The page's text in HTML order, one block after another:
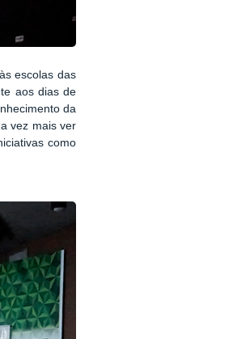
escolas das
aos dias de
da
vez mais ver
como